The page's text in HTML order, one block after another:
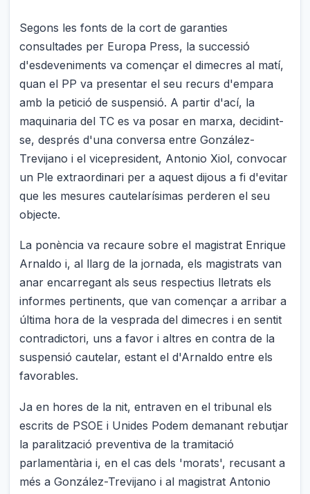
Segons les fonts de la cort de garanties
consultades per Europa Press, la successió
d'esdeveniments va començar el dimecres al matí,
quan el PP va presentar el seu recurs d'empara
amb la petició de suspensió. A partir d'ací, la
maquinaria del TC es va posar en marxa, decidint-
se, després d'una conversa entre González-
Trevijano i el vicepresident, Antonio Xiol, convocar
un Ple extraordinari per a aquest dijous a fi d'evitar
que les mesures cautelarísimas perderen el seu
objecte.
La ponència va recaure sobre el magistrat Enrique
Arnaldo i, al llarg de la jornada, els magistrats van
anar encarregant als seus respectius lletrats els
informes pertinents, que van començar a arribar a
última hora de la vesprada del dimecres i en sentit
contradictori, uns a favor i altres en contra de la
suspensió cautelar, estant el d'Arnaldo entre els
favorables.
Ja en hores de la nit, entraven en el tribunal els
escrits de PSOE i Unides Podem demanant rebutjar
la paralització preventiva de la tramitació
parlamentària i, en el cas dels 'morats', recusant a
més a González-Trevijano i al magistrat Antonio